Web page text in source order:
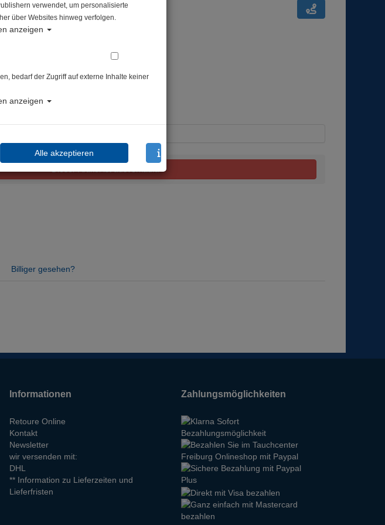
Billiger gesehen?
Informationen
Retoure Online
Kontakt
Newsletter
wir versenden mit:
DHL
** Information zu Lieferzeiten und
Lieferfristen
Zahlungsmöglichkeiten
verwendet, um personalisierte
über Websites hinweg verfolgen.
anzeigen
bedarf der Zugriff auf externe Inhalte keiner
anzeigen
Alle akzeptieren